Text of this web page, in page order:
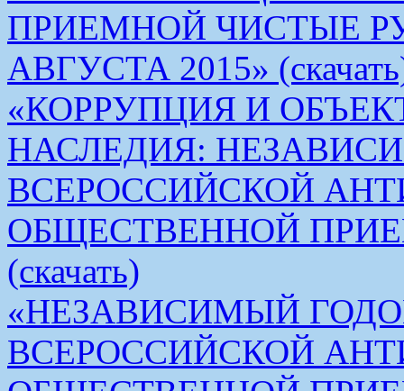
ПРИЕМНОЙ ЧИСТЫЕ
АВГУСТА 2015»
«КОРРУПЦИЯ И
НАСЛЕДИЯ:
ВСЕРОССИЙСКОЙ
ОБЩЕСТВЕННОЙ
(скачать)
«НЕЗАВИСИМЫЙ
ВСЕРОССИЙСКОЙ